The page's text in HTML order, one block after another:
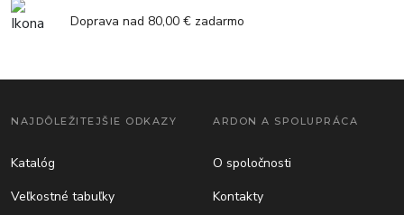
Doprava nad 80,00 € zadarmo
NAJDÔLEŽITEJŠIE ODKAZY
Katalóg
Veľkostné tabuľky
ARDON A SPOLUPRÁCA
O spoločnosti
Kontakty